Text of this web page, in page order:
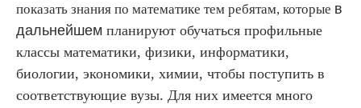
показать знания по математике тем ребятам, которые в
дальнейшем планируют обучаться профильные
классы математики, физики, информатики,
биологии, экономики, химии, чтобы поступить в
соответствующие вузы. Для них имеется много